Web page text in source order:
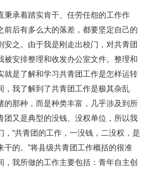
秉承着踏实肯干、任劳任怨的工作作
前后有多么大的落差，都要坚定自己的
安之。由于我是刚走出校门，对共青团
被安排整理和收发办公室文件。整理和
就是了解和学习共青团工作是怎样运转
，我了解到了共青团工作是极其杂乱
的那种，而是种类丰富，几乎涉及到所
团又是典型的没钱、没权单位，所以我
，“共青团的工作，一没钱，二没权，是
干的。”将县级共青团工作概括的很准
，我所做的工作主要包括：青年自主创